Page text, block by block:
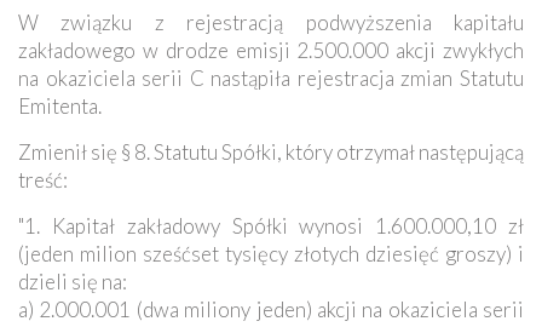
W związku z rejestracją podwyższenia kapitału
zakładowego w drodze emisji 2.500.000 akcji zwykłych
na okaziciela serii C nastąpiła rejestracja zmian Statutu
Emitenta.
Zmienił się § 8. Statutu Spółki, który otrzymał następującą
treść:
"1. Kapitał zakładowy Spółki wynosi 1.600.000,10 zł
(jeden milion sześćset tysięcy złotych dziesięć groszy) i
dzieli się na:
a) 2.000.001 (dwa miliony jeden) akcji na okaziciela serii